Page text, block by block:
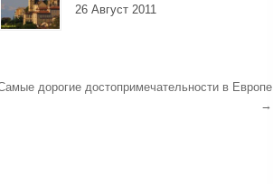
26 Август 2011
дорогие достопримечательности в Европе
→